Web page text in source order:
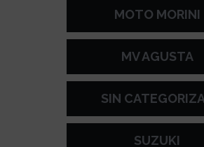
MOTO MORINI
MV AGUSTA
SIN
SUZUKI